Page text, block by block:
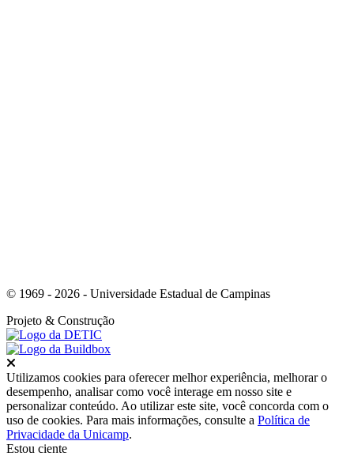
© 1969 - 2026 - Universidade Estadual de Campinas
Projeto & Construção
Utilizamos cookies para oferecer melhor experiência, melhorar o
desempenho, analisar como você interage em nosso site e
personalizar conteúdo. Ao utilizar este site, você concorda com o
uso de cookies. Para mais informações, consulte a Política de
Privacidade da Unicamp.
Estou ciente